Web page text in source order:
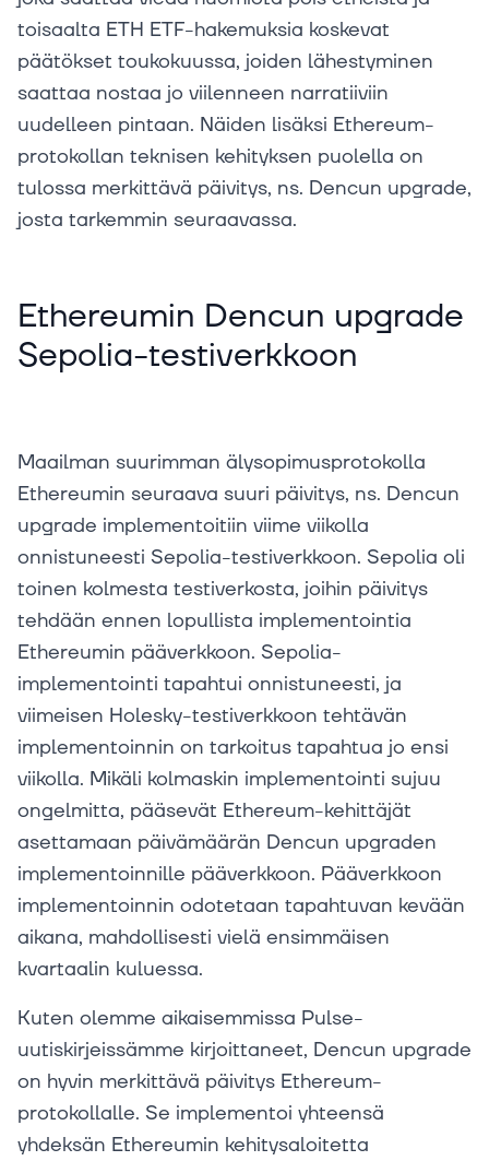
toisaalta ETH ETF-hakemuksia koskevat
päätökset toukokuussa, joiden lähestyminen
saattaa nostaa jo viilenneen narratiiviin
uudelleen pintaan. Näiden lisäksi Ethereum-
protokollan teknisen kehityksen puolella on
tulossa merkittävä päivitys, ns. Dencun upgrade,
josta tarkemmin seuraavassa.
Ethereumin Dencun upgrade
Sepolia-testiverkkoon
Maailman suurimman älysopimusprotokolla
Ethereumin seuraava suuri päivitys, ns. Dencun
upgrade implementoitiin viime viikolla
onnistuneesti Sepolia-testiverkkoon. Sepolia oli
toinen kolmesta testiverkosta, joihin päivitys
tehdään ennen lopullista implementointia
Ethereumin pääverkkoon. Sepolia-
implementointi tapahtui onnistuneesti, ja
viimeisen Holesky-testiverkkoon tehtävän
implementoinnin on tarkoitus tapahtua jo ensi
viikolla. Mikäli kolmaskin implementointi sujuu
ongelmitta, pääsevät Ethereum-kehittäjät
asettamaan päivämäärän Dencun upgraden
implementoinnille pääverkkoon. Pääverkkoon
implementoinnin odotetaan tapahtuvan kevään
aikana, mahdollisesti vielä ensimmäisen
kvartaalin kuluessa.
Kuten olemme aikaisemmissa Pulse-
uutiskirjeissämme kirjoittaneet, Dencun upgrade
on hyvin merkittävä päivitys Ethereum-
protokollalle. Se implementoi yhteensä
yhdeksän Ethereumin kehitysaloitetta